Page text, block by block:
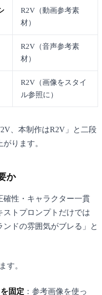
R2V（動画参考素
材）
R2V（音声参考素
材）
R2V（画像をスタイ
ル参照に）
、本制作はR2V」と二段
ります。
か
確性・キャラクター一貫
トプロンプトだけでは
ンドの雰囲気がブレる」と
す。
固定 ：参考画像を使っ